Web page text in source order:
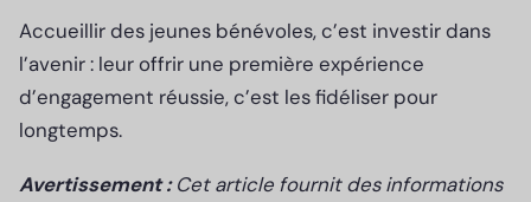
Accueillir des jeunes bénévoles, c’est investir dans
l’avenir : leur offrir une première expérience
d’engagement réussie, c’est les fidéliser pour
longtemps.
Avertissement : Cet article fournit des informations